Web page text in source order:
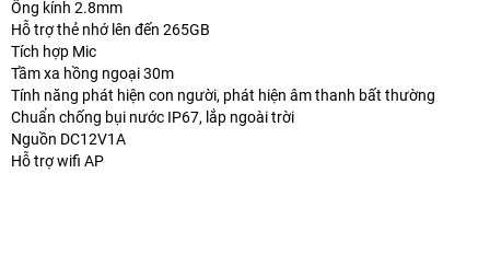
Ống kính 2.8mm
Hỗ trợ thẻ nhớ lên đến 265GB
Tích hợp Mic
Tầm xa hồng ngoại 30m
Tính năng phát hiện con người, phát hiện âm thanh bất thường
Chuẩn chống bụi nước IP67, lắp ngoài trời
Nguồn DC12V1A
Hỗ trợ wifi AP